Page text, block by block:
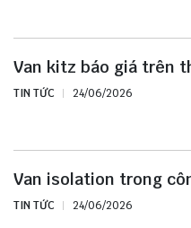
Van kitz báo giá trên
TIN TỨC 24/06/2026
Van isolation trong
TIN TỨC 24/06/2026